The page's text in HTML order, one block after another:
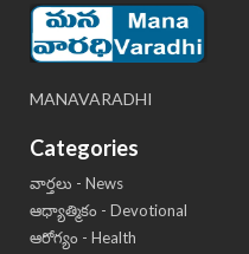
MANAVARADHI
Categories
వార్తలు - News
ఆధ్యాత్మికం - Devotional
ఆరోగ్యం - Health